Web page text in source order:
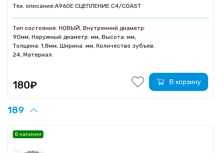
Тех. описание:A960E СЦЕПЛЕНИЕ C4/COAST
Тип состояния: НОВЫЙ, Внутренний диаметр:
90мм, Наружный диаметр: мм, Высота: мм,
Толщина: 1,8мм, Ширина: мм, Количество зубъев:
24, Материал:
180₽ В корзину
189
В наличии